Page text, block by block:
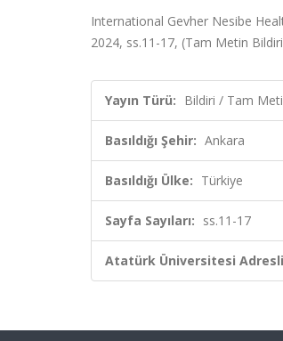
International Gevher Nesibe
2024, ss.11-17, (Tam Metin
Yayın Türü: Bildiri / Tam
Basıldığı Şehir: Ankara
Basıldığı Ülke: Türkiye
Sayfa Sayıları: ss.11-17
Atatürk Üniversitesi